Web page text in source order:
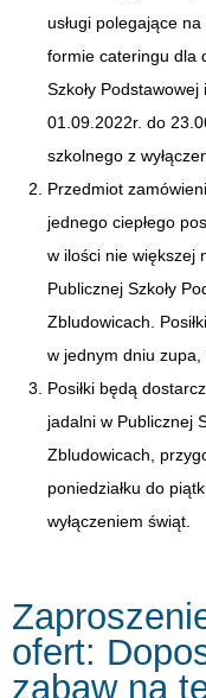
usługi polegające
formie cateringu dla
Szkoły
01.09.2022r. do
szkolnego z
Przedmiot
jednego ciepłego
w ilości nie większej
Publicznej Szkoły
Zbludowicach.
w jednym dniu zupa,
Posiłki będą
jadalni w Publicznej
Zbludowicach,
poniedziałku do
wyłączeniem świąt.
ofert:
zabaw na